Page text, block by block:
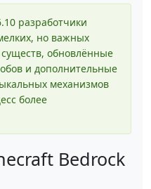
разработчики
но важных
обновлённые
и дополнительные
механизмов
более
Bedrock